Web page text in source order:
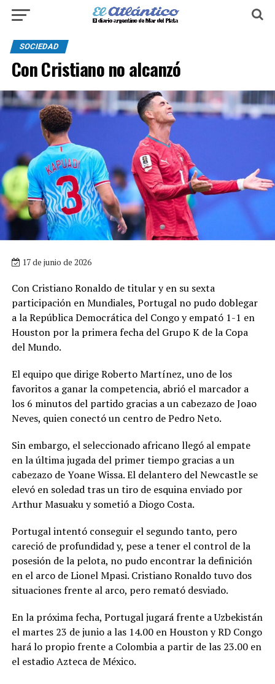
SOCIEDAD
Con Cristiano no alcanzó
17 de junio de 2026
Con Cristiano Ronaldo de titular y en su sexta
participación en Mundiales, Portugal no pudo doblegar
a la República Democrática del Congo y empató 1-1 en
Houston por la primera fecha del Grupo K de la Copa
del Mundo.
El equipo que dirige Roberto Martínez, uno de los
favoritos a ganar la competencia, abrió el marcador a
los 6 minutos del partido gracias a un cabezazo de Joao
Neves, quien conectó un centro de Pedro Neto.
Sin embargo, el seleccionado africano llegó al empate
en la última jugada del primer tiempo gracias a un
cabezazo de Yoane Wissa. El delantero del Newcastle se
elevó en soledad tras un tiro de esquina enviado por
Arthur Masuaku y sometió a Diogo Costa.
Portugal intentó conseguir el segundo tanto, pero
careció de profundidad y, pese a tener el control de la
posesión de la pelota, no pudo encontrar la definición
en el arco de Lionel Mpasi. Cristiano Ronaldo tuvo dos
situaciones frente al arco, pero remató desviado.
En la próxima fecha, Portugal jugará frente a Uzbekistán
el martes 23 de junio a las 14.00 en Houston y RD Congo
hará lo propio frente a Colombia a partir de las 23.00 en
el estadio Azteca de México.